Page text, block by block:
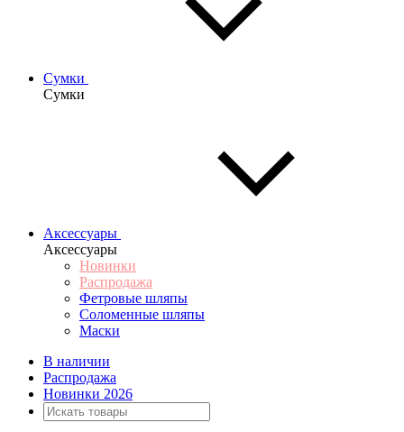
Сумки
Сумки
Аксессуары
Аксессуары
Новинки
Распродажа
Фетровые шляпы
Соломенные шляпы
Маски
В наличии
Распродажа
Новинки 2026